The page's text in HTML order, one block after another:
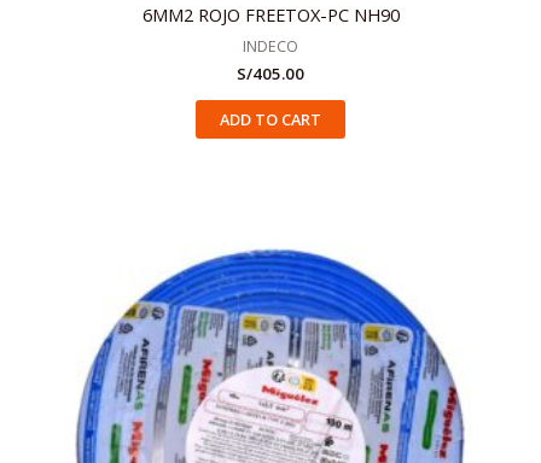
6MM2 ROJO FREETOX-PC NH90
INDECO
S/405.00
ADD TO CART